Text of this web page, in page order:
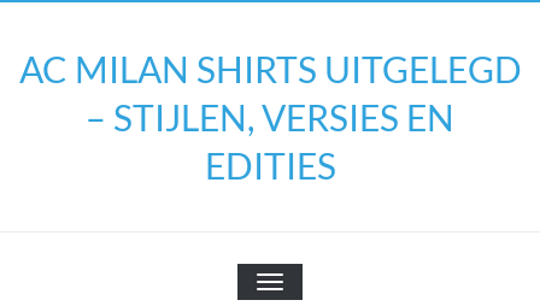
inhoud
AC MILAN SHIRTS UITGELEGD
– STIJLEN, VERSIES EN
EDITIES
TOGGLE NAVIGATIE